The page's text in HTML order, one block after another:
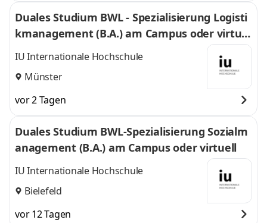
Duales Studium BWL - Spezialisierung Logisti
kmanagement (B.A.) am Campus oder virtuel
l
IU Internationale Hochschule
Münster
vor 2 Tagen
Duales Studium BWL-Spezialisierung Sozialm
anagement (B.A.) am Campus oder virtuell
IU Internationale Hochschule
Bielefeld
vor 12 Tagen